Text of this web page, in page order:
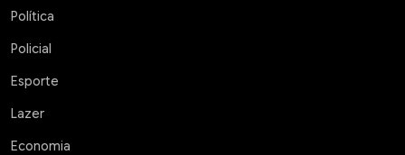
Política
Policial
Esporte
Lazer
Economia